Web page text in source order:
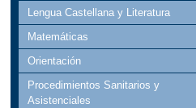
Lengua Castellana y Literatura
Matemáticas
Orientación
Procedimientos Sanitarios y
Asistenciales